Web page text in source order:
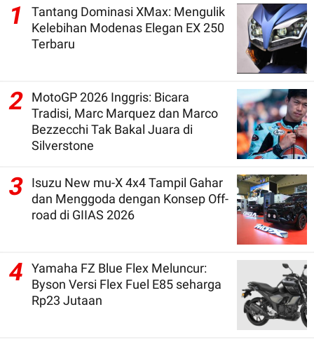
1
Tantang Dominasi XMax: Mengulik
Kelebihan Modenas Elegan EX 250
Terbaru
2
MotoGP 2026 Inggris: Bicara
Tradisi, Marc Marquez dan Marco
Bezzecchi Tak Bakal Juara di
Silverstone
3
Isuzu New mu-X 4x4 Tampil Gahar
dan Menggoda dengan Konsep Off-
road di GIIAS 2026
4
Yamaha FZ Blue Flex Meluncur:
Byson Versi Flex Fuel E85 seharga
Rp23 Jutaan